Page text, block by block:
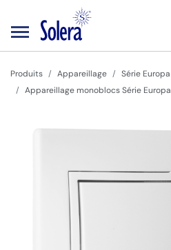
Produits Appareillage
Série Europa
Appareillage monoblocs Série Europa